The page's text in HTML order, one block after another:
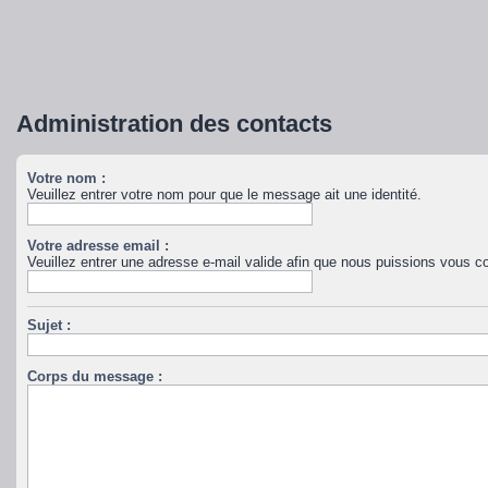
Administration des contacts
Votre nom :
Veuillez entrer votre nom pour que le message ait une identité.
Votre adresse email :
Veuillez entrer une adresse e-mail valide afin que nous puissions vous
Sujet :
Corps du message :